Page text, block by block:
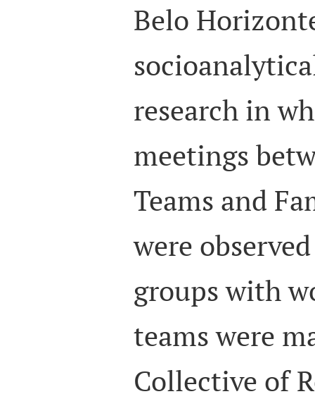
Belo
research in
meetings
Teams and
were
groups with
teams were
Collective of